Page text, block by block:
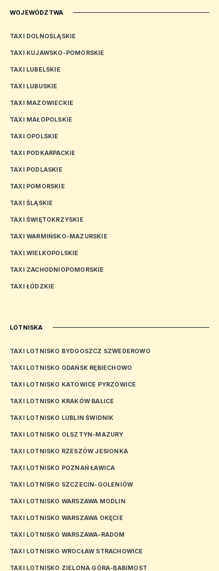
WOJEWÓDZTWA
TAXI DOLNOŚLĄSKIE
TAXI KUJAWSKO-POMORSKIE
TAXI LUBELSKIE
TAXI LUBUSKIE
TAXI MAZOWIECKIE
TAXI MAŁOPOLSKIE
TAXI OPOLSKIE
TAXI PODKARPACKIE
TAXI PODLASKIE
TAXI POMORSKIE
TAXI ŚLĄSKIE
TAXI ŚWIĘTOKRZYSKIE
TAXI WARMIŃSKO-MAZURSKIE
TAXI WIELKOPOLSKIE
TAXI ZACHODNIOPOMORSKIE
TAXI ŁÓDZKIE
LOTNISKA
TAXI LOTNISKO BYDGOSZCZ SZWEDEROWO
TAXI LOTNISKO GDAŃSK RĘBIECHOWO
TAXI LOTNISKO KATOWICE PYRZOWICE
TAXI LOTNISKO KRAKÓW BALICE
TAXI LOTNISKO LUBLIN ŚWIDNIK
TAXI LOTNISKO OLSZTYN-MAZURY
TAXI LOTNISKO RZESZÓW JESIONKA
TAXI LOTNISKO POZNAŃ ŁAWICA
TAXI LOTNISKO SZCZECIN-GOLENIÓW
TAXI LOTNISKO WARSZAWA MODLIN
TAXI LOTNISKO WARSZAWA OKĘCIE
TAXI LOTNISKO WARSZAWA-RADOM
TAXI LOTNISKO WROCŁAW STRACHOWICE
TAXI LOTNISKO ZIELONA GÓRA-BABIMOST